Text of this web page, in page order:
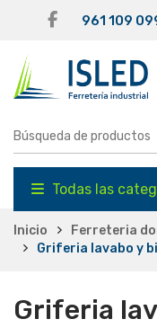
961 109
Todas las
Inicio Ferreteria
Griferia lavabo y
Griferia